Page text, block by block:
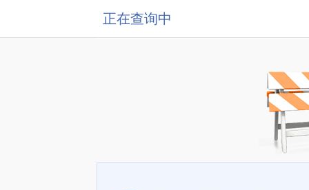
正在查询中